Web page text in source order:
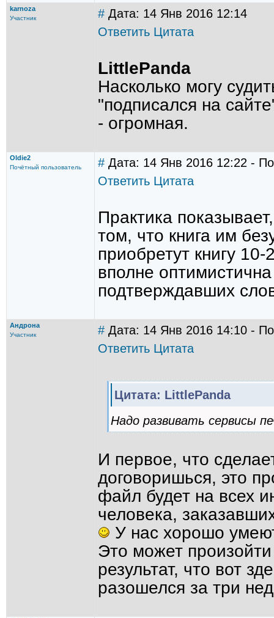
karnoza
Участник # Дата: 14 Янв 2016 12:14
Ответить Цитата
LittlePanda
Насколько могу
"подписался на
- огромная.
Oldie2
Почётный пользователь # Дата: 14 Янв 2016 12:22 -
Ответить Цитата
Практика
том, что книга им
приобретут книгу
вполне
подтверждавших
Андрона
Участник # Дата: 14 Янв 2016 14:10 -
Ответить Цитата
Цитата: LittlePanda
Надо развивать сервисы
И первое, что
договоришься, это
файл будет на всех
человека,
У нас хорошо
Это может
результат, что вот
разошелся за три